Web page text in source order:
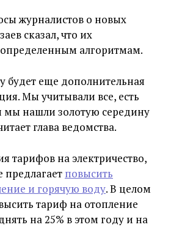
журналистов о новых
сказал, что их
алгоритмам.
будет еще дополнительная
Мы учитывали все, есть
мы нашли золотую середину
глава ведомства.
тарифов на электричество,
предлагает повысить
и горячую воду. В целом
тариф на отопление
на 25% в этом году и на